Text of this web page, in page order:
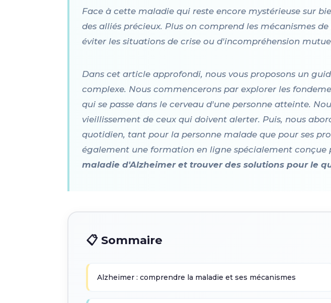
Face à cette maladie qui reste encore mystérieuse sur
des alliés précieux. Plus on comprend les mécanismes
éviter les situations de crise ou d'incompréhension
Dans cet article approfondi, nous vous proposons un
complexe. Nous commencerons par explorer les
qui se passe dans le cerveau d'une personne atteinte.
vieillissement de ceux qui doivent alerter. Puis, nous
quotidien, tant pour la personne malade que pour ses
également une formation en ligne spécialement conçue
maladie d'Alzheimer et trouver des solutions pour le
📋 Sommaire
Alzheimer : comprendre la maladie et ses mécanismes